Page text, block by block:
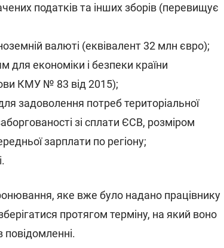
податків та інших зборів (перевищує
валюті (еквівалент 32 млн євро);
для економіки і безпеки країни
КМУ № 83 від 2015);
задоволення потреб територіальної
зі сплати ЄСВ, розміром
зарплати по регіону;
яке вже було надано працівнику
протягом терміну, на який воно